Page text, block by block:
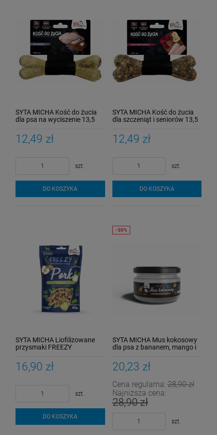
SYTA MICHA Kość do żucia
dla psa na wyciszenie 13,5
12,49 zł
szt.
DO KOSZYKA
SYTA MICHA Kość do żucia
dla szczeniąt i seniorów 13,5
12,49 zł
szt.
DO KOSZYKA
SYTA MICHA Liofilizowane
przysmaki FREEZY
16,90 zł
szt.
DO KOSZYKA
SYTA MICHA Mus kokosowy
dla psa z bananem, mango i
przydatności 10.08.2026)
20,23 zł
Cena regularna:28,90 zł
Najniższa cena:
28,90 zł
szt.